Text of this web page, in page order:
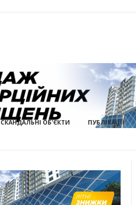
СКАНДАЛЬНІ ОБ'ЄКТИ ПУБЛІКАЦІЇ